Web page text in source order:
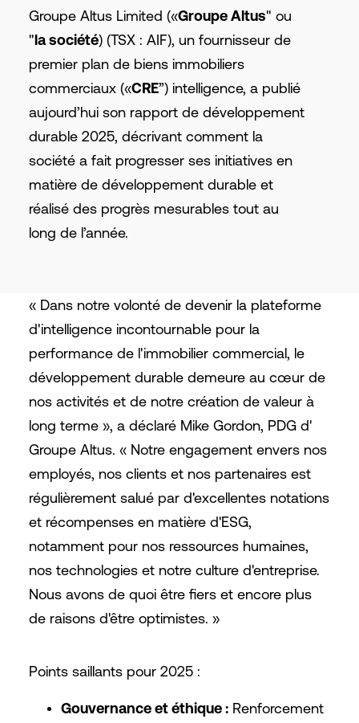
Groupe Altus Limited («Groupe Altus" ou
"la société) (TSX : AIF), un fournisseur de
premier plan de biens immobiliers
commerciaux («CRE”) intelligence, a publié
aujourd’hui son rapport de développement
durable 2025, décrivant comment la
société a fait progresser ses initiatives en
matière de développement durable et
réalisé des progrès mesurables tout au
long de l’année.
« Dans notre volonté de devenir la plateforme
d'intelligence incontournable pour la
performance de l'immobilier commercial, le
développement durable demeure au cœur de
nos activités et de notre création de valeur à
long terme », a déclaré Mike Gordon, PDG d'
Groupe Altus. « Notre engagement envers nos
employés, nos clients et nos partenaires est
régulièrement salué par d'excellentes notations
et récompenses en matière d'ESG,
notamment pour nos ressources humaines,
nos technologies et notre culture d'entreprise.
Nous avons de quoi être fiers et encore plus
de raisons d'être optimistes. »
Points saillants pour 2025 :
Gouvernance et éthique :Renforcement